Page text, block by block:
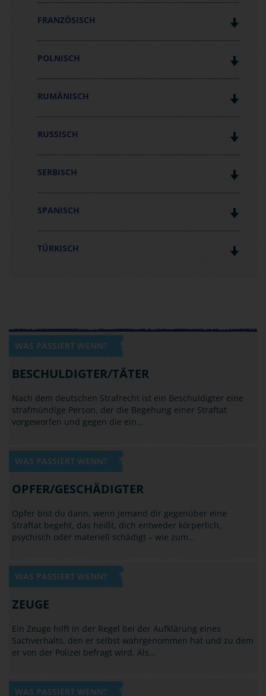
FRANZÖSISCH
POLNISCH
RUMÄNISCH
RUSSISCH
SERBISCH
SPANISCH
TÜRKISCH
WAS PASSIERT WENN?
BESCHULDIGTER/TÄTER
Nach dem deutschen Strafrecht ist ein Beschuldigter eine
strafmündige Person, der die Begehung einer Straftat
vorgeworfen und gegen die ein…
WAS PASSIERT WENN?
OPFER/GESCHÄDIGTER
Opfer bist du dann, wenn jemand dir gegenüber eine
Straftat begeht, das heißt, dich entweder körperlich,
psychisch oder materiell schädigt – wie zum…
WAS PASSIERT WENN?
ZEUGE
Ein Zeuge hilft in der Regel bei der Aufklärung eines
Sachverhalts, den er selbst wahrgenommen hat und zu dem
er von der Polizei befragt wird. Als…
WAS PASSIERT WENN?